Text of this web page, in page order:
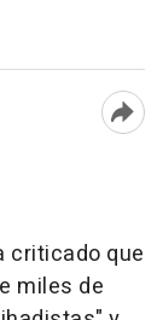
criticado que
miles de